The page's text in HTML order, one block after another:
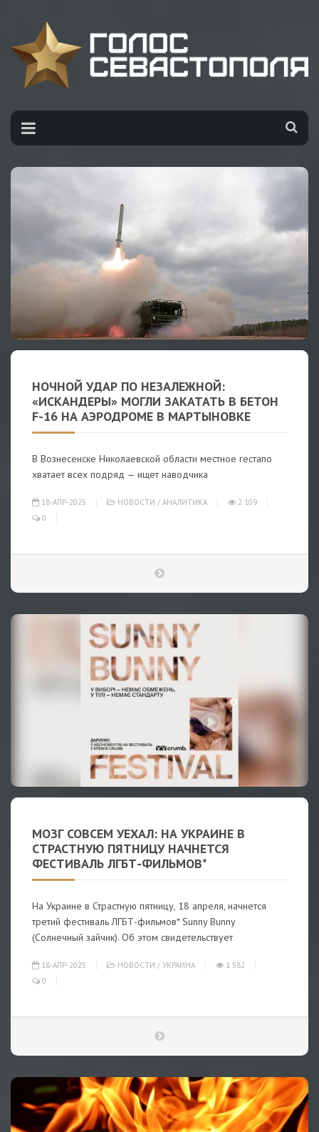
НОЧНОЙ УДАР ПО НЕЗАЛЕЖНОЙ:
«ИСКАНДЕРЫ» МОГЛИ ЗАКАТАТЬ В БЕТОН
F-16 НА АЭРОДРОМЕ В МАРТЫНОВКЕ
В Вознесенске Николаевской области местное гестапо
хватает всех подряд — ищет наводчика
18-АПР-2025 НОВОСТИ / АНАЛИТИКА
2 109
0
МОЗГ СОВСЕМ УЕХАЛ: НА УКРАИНЕ В
СТРАСТНУЮ ПЯТНИЦУ НАЧНЕТСЯ
ФЕСТИВАЛЬ ЛГБТ-ФИЛЬМОВ*
На Украине в Страстную пятницу, 18 апреля, начнется
третий фестиваль ЛГБТ-фильмов* Sunny Bunny
(Солнечный зайчик). Об этом свидетельствует
18-АПР-2025 НОВОСТИ / УКРАИНА
1 582
0